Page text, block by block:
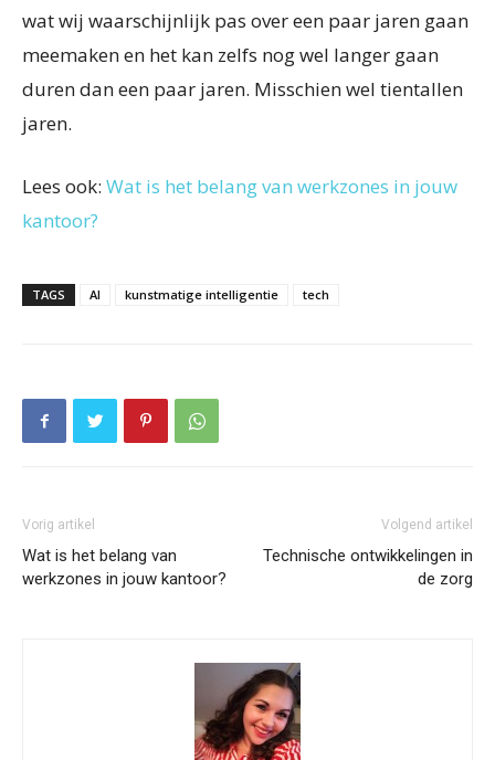
wat wij waarschijnlijk pas over een paar jaren gaan
meemaken en het kan zelfs nog wel langer gaan
duren dan een paar jaren. Misschien wel tientallen
jaren.
Lees ook: Wat is het belang van werkzones in jouw
kantoor?
TAGS AI kunstmatige intelligentie tech
Vorig artikel
Wat is het belang van
werkzones in jouw kantoor?
Volgend artikel
Technische ontwikkelingen in
de zorg